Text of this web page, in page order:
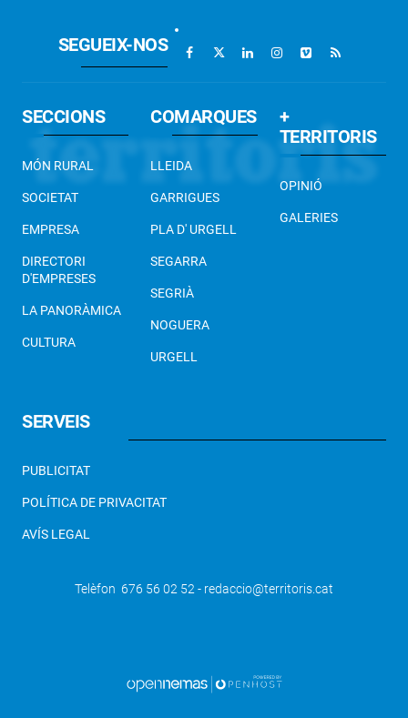
SEGUEIX-NOS
SECCIONS
MÓN RURAL
SOCIETAT
EMPRESA
DIRECTORI
D'EMPRESES
LA PANORÀMICA
CULTURA
COMARQUES
LLEIDA
GARRIGUES
PLA D' URGELL
SEGARRA
SEGRIÀ
NOGUERA
URGELL
+
TERRITORIS
OPINIÓ
GALERIES
SERVEIS
PUBLICITAT
POLÍTICA DE PRIVACITAT
AVÍS LEGAL
Telèfon 676 56 02 52 - redaccio@territoris.cat